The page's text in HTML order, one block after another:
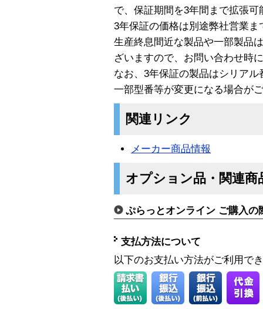
で、保証期間を3年間まで拡張可
3年保証の価格は別途弊社営業
生産終息間近な製品や一部製品
ざいますので、お問い合わせ時
なお、3年保証の製品はシリア
一部型番等が変更になる場合が
関連リンク
メーカー商品情報
オプション品・関連商
ぷらっとオンライン ご購入の
支払方法について
以下のお支払い方法がご利用で